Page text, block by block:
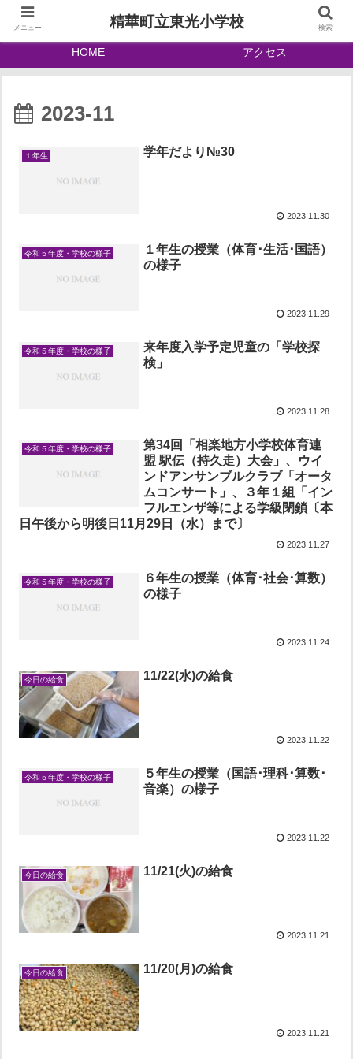
HOME アクセス
2023-11
１年生 学年だより№30
2023.11.30
令和５年度・学校の様子
１年生の授業（体育･生活･国語）
の様子
2023.11.29
令和５年度・学校の様子
来年度入学予定児童の「学校探
検」
2023.11.28
令和５年度・学校の様子
第34回「相楽地方小学校体育連
盟 駅伝（持久走）大会」、ウイ
ンドアンサンブルクラブ「オータ
ムコンサート」、３年１組「イン
フルエンザ等による学級閉鎖〔本
日午後から明後日11月29日（水）まで〕
2023.11.27
令和５年度・学校の様子
６年生の授業（体育･社会･算数）
の様子
2023.11.24
今日の給食 11/22(水)の給食
2023.11.22
令和５年度・学校の様子
５年生の授業（国語･理科･算数･
音楽）の様子
2023.11.22
今日の給食 11/21(火)の給食
2023.11.21
今日の給食 11/20(月)の給食
2023.11.21
メニュー 精華町立東光小学校 検索